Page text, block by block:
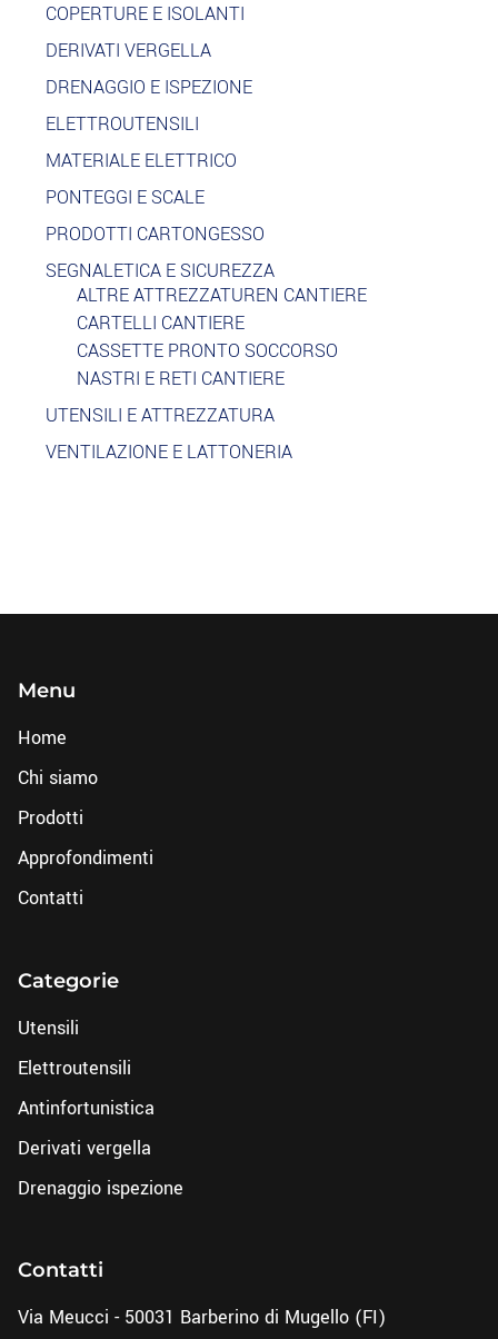
COPERTURE E ISOLANTI
DERIVATI VERGELLA
DRENAGGIO E ISPEZIONE
ELETTROUTENSILI
MATERIALE ELETTRICO
PONTEGGI E SCALE
PRODOTTI CARTONGESSO
SEGNALETICA E SICUREZZA
ALTRE ATTREZZATUREN CANTIERE
CARTELLI CANTIERE
CASSETTE PRONTO SOCCORSO
NASTRI E RETI CANTIERE
UTENSILI E ATTREZZATURA
VENTILAZIONE E LATTONERIA
Menu
Home
Chi siamo
Prodotti
Approfondimenti
Contatti
Categorie
Utensili
Elettroutensili
Antinfortunistica
Derivati vergella
Drenaggio ispezione
Contatti
Via Meucci - 50031 Barberino di Mugello (FI)